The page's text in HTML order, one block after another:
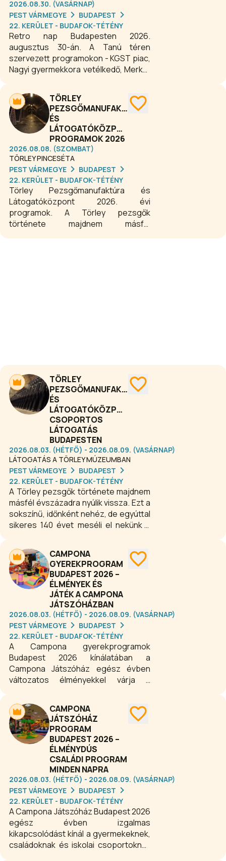
2026.08.30. (VASÁRNAP)
PEST VÁRMEGYE
BUDAPEST
22. KERÜLET - BUDAFOK-TÉTÉNY
Retro nap Budapesten 2026.
augusztus 30-án. A Tanú téren
szervezett programokon - KGST piac,
Nagyi gyermekkora vetélkedő, Merkúr
műsor, Fridzsiderszocializmus
Budafokon, Én vagyok a Skála Kópé - a
részvétel ingyenes.
TÖRLEY
PEZSGŐMANUFAKTÚRA
ÉS
LÁTOGATÓKÖZPONT
PROGRAMOK 2026
2026.08.08. (SZOMBAT)
TÖRLEY PINCESÉTA
PEST VÁRMEGYE
BUDAPEST
22. KERÜLET - BUDAFOK-TÉTÉNY
Törley Pezsgőmanufaktúra és
Látogatóközpont 2026. évi
programok. A Törley pezsgők
története majdnem másfél
TÖRLEY
PEZSGŐMANUFAKTÚRA
ÉS
LÁTOGATÓKÖZPONT
CSOPORTOS
LÁTOGATÁS
BUDAPESTEN
2026.08.03. (HÉTFŐ) - 2026.08.09. (VASÁRNAP)
LÁTOGATÁS A TÖRLEY MÚZEUMBAN
PEST VÁRMEGYE
BUDAPEST
22. KERÜLET - BUDAFOK-TÉTÉNY
A Törley pezsgők története majdnem
másfél évszázadra nyúlik vissza. Ezt a
sokszínű, időnként nehéz, de egyúttal
sikeres 140 évet meséli el nekünk a
Látogatóközpont. Egyénileg érkező
látogatók számára a Törley
Gyűjtemény és Látogatóközpont
megtekintése és a vezetett
pinceséta csak az általunk
meghirdetett programok
időpontjában lehetséges.
Csoportokat előzetes bejelentkezés
alapján, előre egyeztetett időpontban
fogadunk.
CAMPONA
GYEREKPROGRAM
BUDAPEST 2026 –
ÉLMÉNYEK ÉS
JÁTÉK A CAMPONA
JÁTSZÓHÁZBAN
2026.08.03. (HÉTFŐ) - 2026.08.09. (VASÁRNAP)
PEST VÁRMEGYE
BUDAPEST
22. KERÜLET - BUDAFOK-TÉTÉNY
A Campona gyerekprogramok
Budapest 2026 kínálatában a
Campona Játszóház egész évben
változatos élményekkel várja a
A gyermekeket ügyességi pályák,
trambulin, ugrálóvár, ismeretterjesztő
programok, tematikus partik és
izgalmas játékok szórakoztatják, ahol
kicsik és nagyok egyaránt önfeledten
kikapcsolódhatnak. A Campona
Játszóház ideális családi program
Budapesten, ahol a biztonságos
környezet és a vidám élmények
garantálják a felejthetetlen időtöltést.
CAMPONA
JÁTSZÓHÁZ
PROGRAM
BUDAPEST 2026 –
ÉLMÉNYDÚS
CSALÁDI PROGRAM
MINDEN NAPRA
2026.08.03. (HÉTFŐ) - 2026.08.09. (VASÁRNAP)
PEST VÁRMEGYE
BUDAPEST
22. KERÜLET - BUDAFOK-TÉTÉNY
A Campona Játszóház Budapest 2026
egész évben izgalmas
kikapcsolódást kínál a gyermekeknek,
családoknak és iskolai csoportoknak